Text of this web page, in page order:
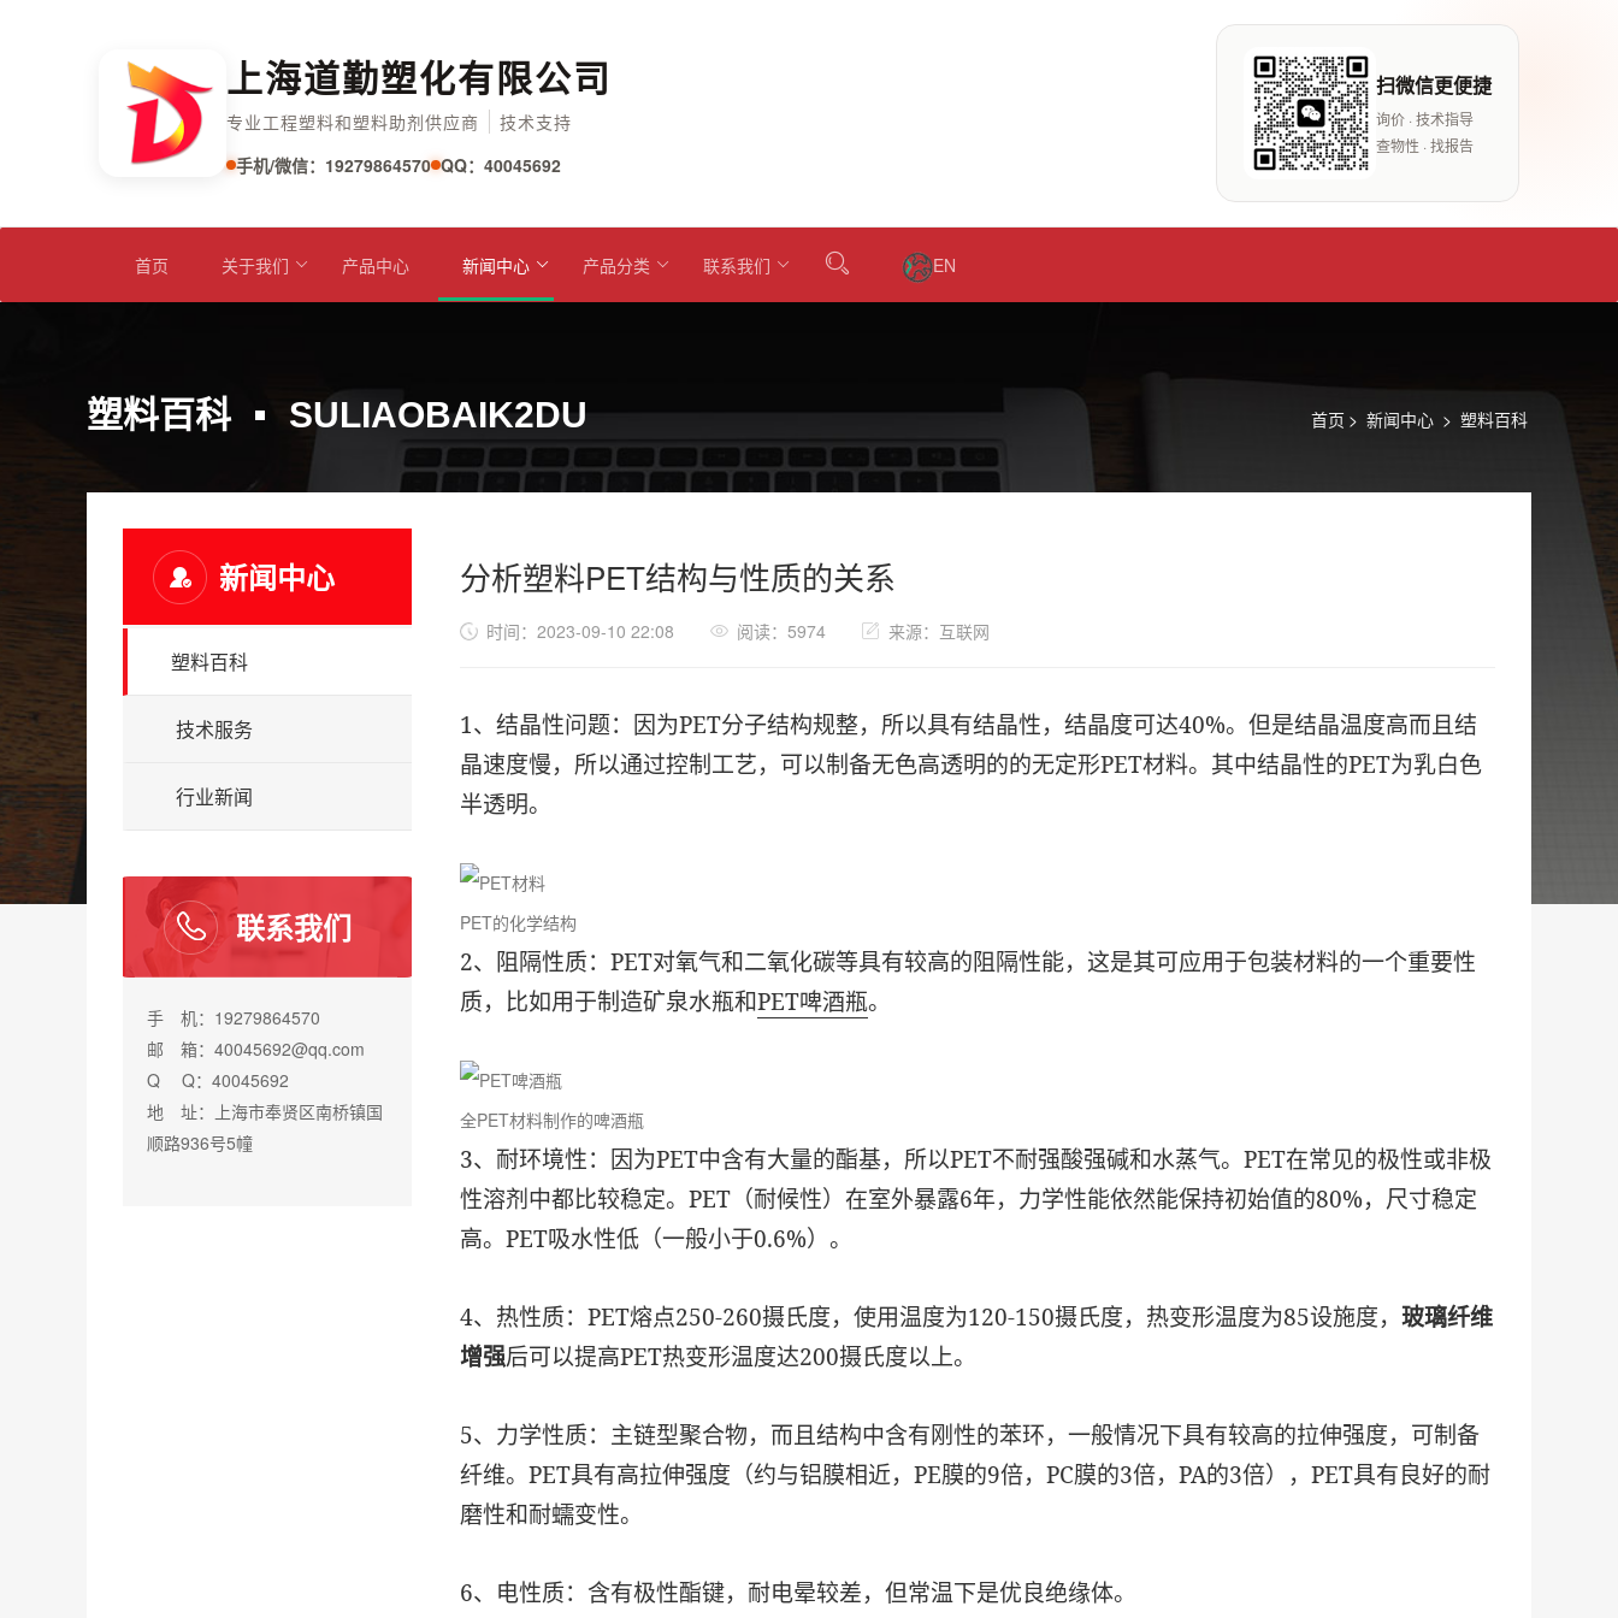
上海道勤塑化有限公司
专业工程塑料和塑料助剂供应商
技术支持
手机/微信：19279864570 QQ：40045692
扫微信更便捷
询价 · 技术指导
查物性 · 找报告
首页 关于我们 产品中心 新闻中心 产品分类 联系我们 EN
塑料百科 SULIAOBAIK2DU 首页 > 新闻中心 > 塑料百科
新闻中心
塑料百科
技术服务
行业新闻
联系我们
手 机：19279864570
邮 箱：40045692@qq.com
Q Q：40045692
地 址：上海市奉贤区南桥镇国
顺路936号5幢
分析塑料PET结构与性质的关系
时间：2023-09-10 22:08 阅读：5974 来源：互联网
1、结晶性问题：因为PET分子结构规整，所以具有结晶性，结晶度可达40%。但是结晶温度高而且结
晶速度慢，所以通过控制工艺，可以制备无色高透明的的无定形PET材料。其中结晶性的PET为乳白色
半透明。
PET的化学结构
2、阻隔性质：PET对氧气和二氧化碳等具有较高的阻隔性能，这是其可应用于包装材料的一个重要性
质，比如用于制造矿泉水瓶和PET啤酒瓶。
全PET材料制作的啤酒瓶
3、耐环境性：因为PET中含有大量的酯基，所以PET不耐强酸强碱和水蒸气。PET在常见的极性或非极
性溶剂中都比较稳定。PET（耐候性）在室外暴露6年，力学性能依然能保持初始值的80%，尺寸稳定
高。PET吸水性低（一般小于0.6%）。
4、热性质：PET熔点250-260摄氏度，使用温度为120-150摄氏度，热变形温度为85设施度， 玻璃纤维
增强后可以提高PET热变形温度达200摄氏度以上。
5、力学性质：主链型聚合物，而且结构中含有刚性的苯环，一般情况下具有较高的拉伸强度，可制备
纤维。PET具有高拉伸强度（约与铝膜相近，PE膜的9倍，PC膜的3倍，PA的3倍），PET具有良好的耐
磨性和耐蠕变性。
6、电性质：含有极性酯键，耐电晕较差，但常温下是优良绝缘体。